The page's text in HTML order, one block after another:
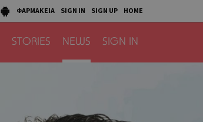
ΦΑΡΜΑΚΕΙΑ SIGN IN SIGN UP HOME
STORIES NEWS SIGN IN